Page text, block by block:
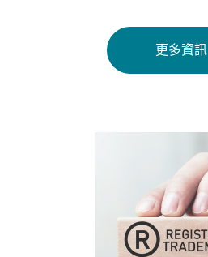
更多資訊